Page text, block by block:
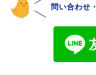
問い合わせ